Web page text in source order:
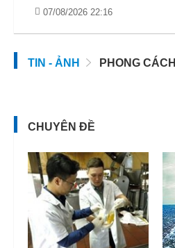
07/08/2026 22:16
TIN - ẢNH PHONG CÁCH
CHUYÊN ĐỀ